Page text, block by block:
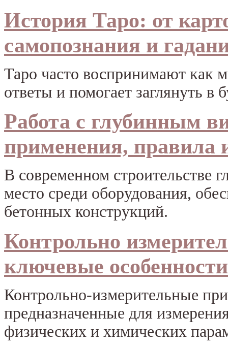
История Таро: от
самопознания и
Таро часто воспринимают как
ответы и помогает заглянуть в
Работа с глубинным
применения, правила
В современном строительстве
место среди оборудования,
бетонных конструкций.
Контрольно
ключевые
Контрольно-измерительные
предназначенные для
физических и химических